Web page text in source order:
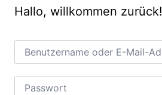
Hallo, willkommen zurück!